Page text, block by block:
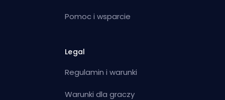
Pomoc i wsparcie
Legal
Regulamin i warunki
Warunki dla graczy